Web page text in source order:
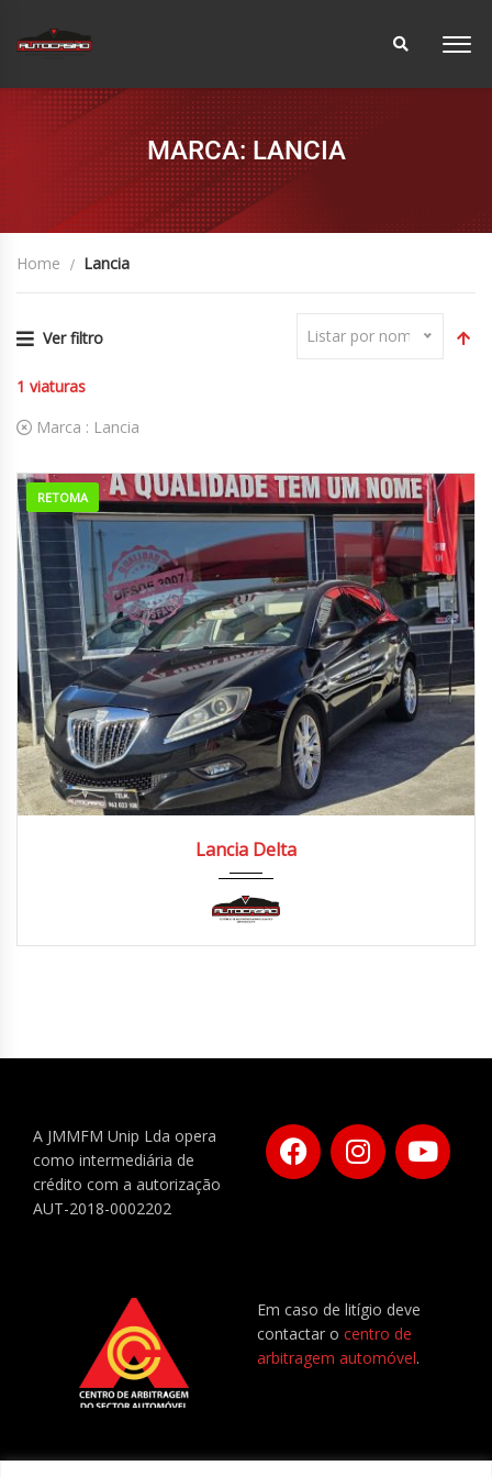
MARCA: LANCIA
Home Lancia
Ver filtro Listar por nome
1 viaturas
Marca : Lancia
RETOMA
Lancia Delta
A JMMFM Unip Lda opera
como intermediária de
crédito com a autorização
AUT-2018-0002202
Em caso de litígio deve
contactar o centro de
arbitragem automóvel.